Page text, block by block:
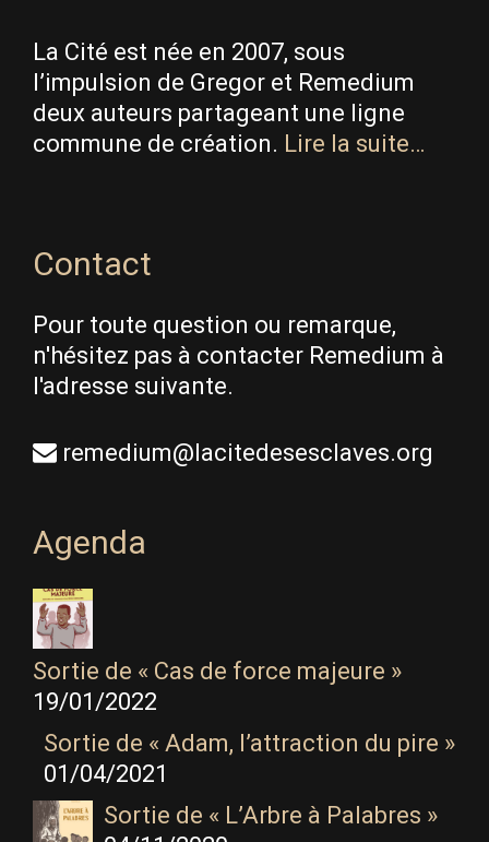
La Cité est née en 2007, sous
l’impulsion de Gregor et Remedium
deux auteurs partageant une ligne
commune de création. Lire la suite…
Contact
Pour toute question ou remarque,
n'hésitez pas à contacter Remedium à
l'adresse suivante.
remedium@lacitedesesclaves.org
Agenda
Sortie de « Cas de force majeure »
19/01/2022
Sortie de « Adam, l’attraction du pire »
01/04/2021
Sortie de « L’Arbre à Palabres »